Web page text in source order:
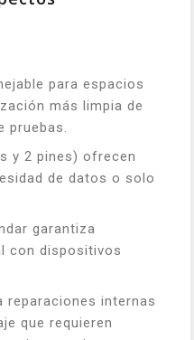
para espacios
más limpia de
pruebas.
y 2 pines) ofrecen
de datos o solo
garantiza
con dispositivos
reparaciones internas
que requieren